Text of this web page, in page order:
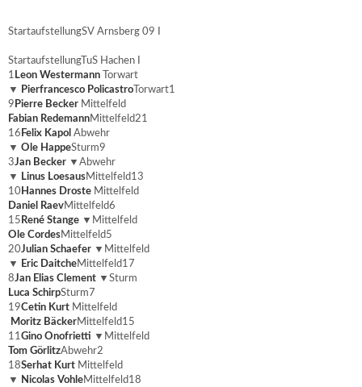
StartaufstellungSV Arnsberg 09 I
StartaufstellungTuS Hachen I
1 Leon Westermann
Torwart
▼
Pierfrancesco Policastro Torwart1
9 Pierre Becker Mittelfeld
Fabian RedemannMittelfeld21
16 Felix Kapol Abwehr
▼ Ole HappeSturm9
3Jan Becker ▼ Abwehr
▼
Linus LoesausMittelfeld13
10 Hannes Droste Mittelfeld
Daniel RaevMittelfeld6
15 René Stange ▼ Mittelfeld
Ole CordesMittelfeld5
20Julian Schaefer ▼ Mittelfeld
▼
Eric DaitcheMittelfeld17
8Jan Elias Clement ▼ Sturm
Luca SchirpSturm7
19Cetin Kurt Mittelfeld
Moritz BäckerMittelfeld15
11Gino Onofrietti ▼ Mittelfeld
Tom GörlitzAbwehr2
18Serhat Kurt Mittelfeld
▼
Nicolas VohleMittelfeld18